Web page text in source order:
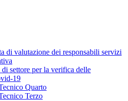
di valutazione dei responsabili servizi
settore per la verifica delle
19
Quarto
Terzo